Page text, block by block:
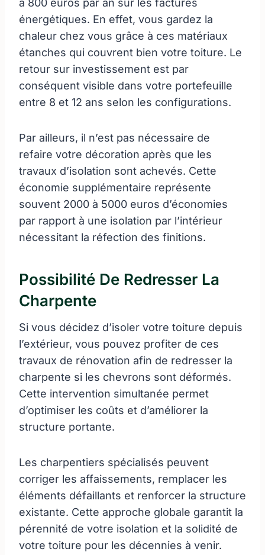
à 800 euros par an sur les factures
énergétiques. En effet, vous gardez la
chaleur chez vous grâce à ces matériaux
étanches qui couvrent bien votre toiture. Le
retour sur investissement est par
conséquent visible dans votre portefeuille
entre 8 et 12 ans selon les configurations.
Par ailleurs, il n’est pas nécessaire de
refaire votre décoration après que les
travaux d’isolation sont achevés. Cette
économie supplémentaire représente
souvent 2000 à 5000 euros d’économies
par rapport à une isolation par l’intérieur
nécessitant la réfection des finitions.
Possibilité De Redresser La
Charpente
Si vous décidez d’isoler votre toiture depuis
l’extérieur, vous pouvez profiter de ces
travaux de rénovation afin de redresser la
charpente si les chevrons sont déformés.
Cette intervention simultanée permet
d’optimiser les coûts et d’améliorer la
structure portante.
Les charpentiers spécialisés peuvent
corriger les affaissements, remplacer les
éléments défaillants et renforcer la structure
existante. Cette approche globale garantit la
pérennité de votre isolation et la solidité de
votre toiture pour les décennies à venir.